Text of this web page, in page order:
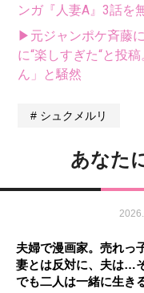
ンガ『人妻A』3話を
▶元ジャンポケ斉藤
に“楽しすぎた“と投
ん」と騒然
シュクメルリ
あなた
夫婦で漫画家。売れっ
妻とは反対に、夫は…
でも二人は一緒に生き